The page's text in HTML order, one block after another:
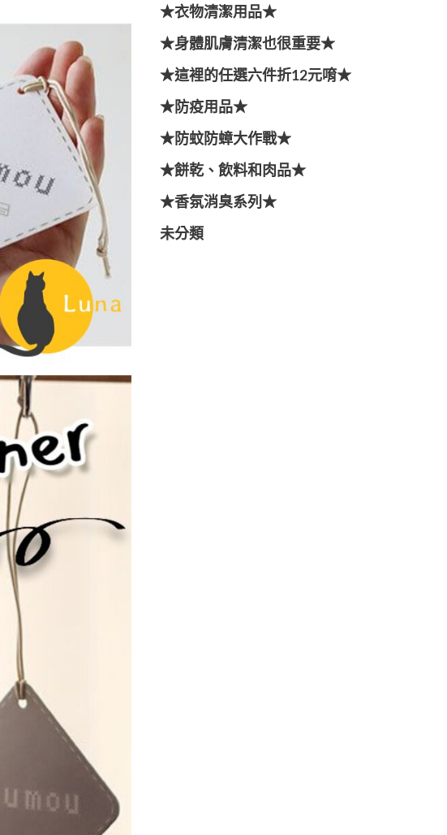
★衣物清潔用品★
★身體肌膚清潔也很重要★
★這裡的任選六件折12元唷★
★防疫用品★
★防蚊防蟑大作戰★
★餅乾、飲料和肉品★
★香氛消臭系列★
未分類